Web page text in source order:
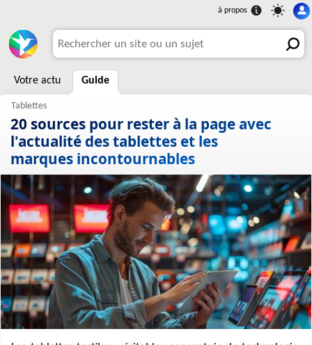
Votre actu Guide
20 sources pour rester à la page avec
l'actualité des tablettes et les
marques incontournables